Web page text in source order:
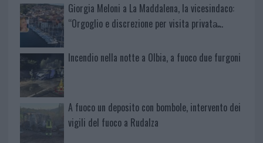
Giorgia Meloni a La Maddalena, la vicesindaco:
“Orgoglio e discrezione per visita privata̶…
Incendio nella notte a Olbia, a fuoco due furgoni
A fuoco un deposito con bombole, intervento dei
vigili del fuoco a Rudalza